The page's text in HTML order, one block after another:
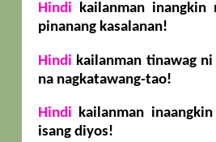
Hindi kailanman
pinanang kasalanan!
Hindi kailanman tinawag
na nagkatawang-tao!
Hindi kailanman
isang diyos!